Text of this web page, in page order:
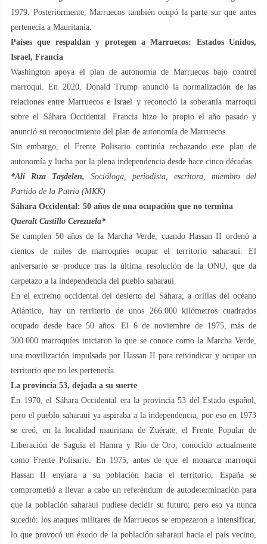
1979. Posteriormente, Marruecos también ocupó la parte sur que antes
pertenecía a Mauritania.
Países que respaldan y protegen a Marruecos: Estados Unidos,
Israel, Francia
Washington apoya el plan de autonomía de Marruecos bajo control
marroquí. En 2020, Donald Trump anunció la normalización de las
relaciones entre Marruecos e Israel y reconoció la soberanía marroquí
sobre el Sáhara Occidental. Francia hizo lo propio el año pasado y
anunció su reconocimiento del plan de autonomía de Marruecos.
Sin embargo, el Frente Polisario continúa rechazando este plan de
autonomía y lucha por la plena independencia desde hace cinco décadas.
*Ali Rıza Taşdelen,
Socióloga, periodista, escritora, miembro del
Partido de la Patria (MKK)
Sáhara Occidental: 50 años de una ocupación que no termina
Queralt Castillo Cerezuela*
Se cumplen 50 años de la Marcha Verde, cuando Hassan II ordenó a
cientos de miles de marroquíes ocupar el territorio saharaui. El
aniversario se produce tras la última resolución de la ONU, que da
carpetazo a la independencia del pueblo saharaui.
En el extremo occidental del desierto del Sáhara, a orillas del océano
Atlántico, hay un territorio de unos 266.000 kilómetros cuadrados
ocupado desde hace 50 años. El 6 de noviembre de 1975, más de
300.000 marroquíes iniciaron lo que se conoce como la Marcha Verde,
una movilización impulsada por Hassan II para reivindicar y ocupar un
territorio que no les pertenecía.
La provincia 53, dejada a su suerte
En 1970, el Sáhara Occidental era la provincia 53 del Estado español,
pero el pueblo saharaui ya aspiraba a la independencia, por eso en 1973
se creó, en la localidad mauritana de Zuérate, el Frente Popular de
Liberación de Saguia el Hamra y Río de Oro, conocido actualmente
como Frente Polisario. En 1975, antes de que el monarca marroquí
Hassan II enviara a su población hacia el territorio, España se
comprometió a llevar a cabo un referéndum de autodeterminación para
que la población saharaui pudiese decidir su futuro; pero eso ya nunca
sucedió: los ataques militares de Marruecos se empezaron a intensificar,
lo que provocó un éxodo de la población saharaui hacia el país vecino,